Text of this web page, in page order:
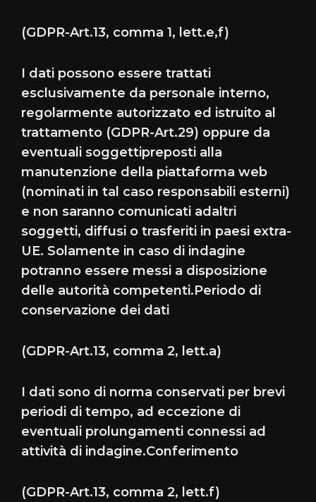
(GDPR-Art.13, comma 1, lett.e,f)
I dati possono essere trattati
esclusivamente da personale interno,
regolarmente autorizzato ed istruito al
trattamento (GDPR-Art.29) oppure da
eventuali soggettipreposti alla
manutenzione della piattaforma web
(nominati in tal caso responsabili esterni)
e non saranno comunicati adaltri
soggetti, diffusi o trasferiti in paesi extra-
UE. Solamente in caso di indagine
potranno essere messi a disposizione
delle autorità competenti.Periodo di
conservazione dei dati
(GDPR-Art.13, comma 2, lett.a)
I dati sono di norma conservati per brevi
periodi di tempo, ad eccezione di
eventuali prolungamenti connessi ad
attività di indagine.Conferimento
(GDPR-Art.13, comma 2, lett.f)